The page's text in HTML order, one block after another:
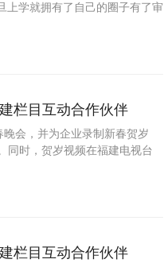
上学就拥有了自己的圈子有了审
栏目互动合作伙伴
会，并为企业录制新春贺岁
同时，贺岁视频在福建电视台
栏目互动合作伙伴